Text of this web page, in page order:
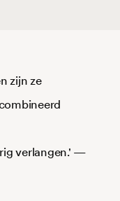
zijn ze
verlangen.' —